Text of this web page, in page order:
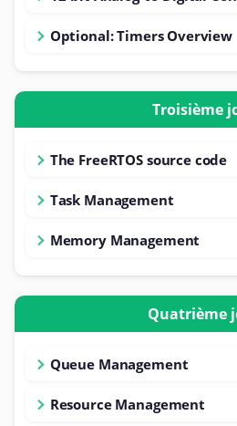
Optional: Timers Overview
Troisième
The FreeRTOS source code
Task Management
Memory Management
Quatrième
Queue Management
Resource Management